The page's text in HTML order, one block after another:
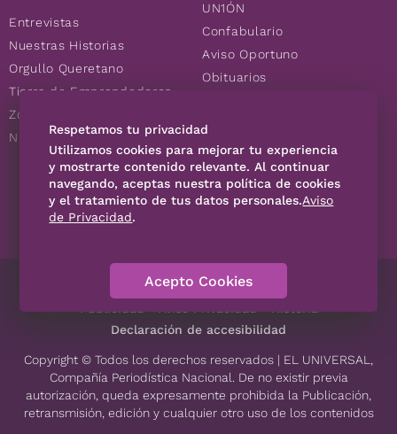
Entrevistas
Nuestras Historias
Orgullo Queretano
Tierra de Emprendedores
Zoociales
Nuevos Queretanos
UN1ÓN
Confabulario
Aviso Oportuno
Obituarios
Consultas
SÍGUENOS
Contáctanos Código de Ética
Publicidad
Aviso Privacidad
Historia
Declaración de accesibilidad
Copyright © Todos los derechos reservados | EL UNIVERSAL,
Compañía Periodística Nacional. De no existir previa
autorización, queda expresamente prohibida la Publicación,
retransmisión, edición y cualquier otro uso de los contenidos
Respetamos tu privacidad
Utilizamos cookies para mejorar tu experiencia
y mostrarte contenido relevante. Al continuar
navegando, aceptas nuestra política de cookies
y el tratamiento de tus datos personales.Aviso
de Privacidad.
Acepto Cookies